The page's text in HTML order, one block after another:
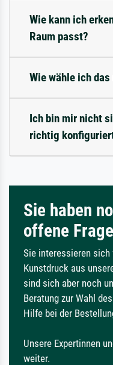
Wie kann ich
Raum passt?
Wie wähle ich
Ich bin mir nicht
richtig
Sie haben
offene
Sie interessieren sich
Kunstdruck aus
sind sich aber noch
Beratung zur Wahl
Hilfe bei der
Unsere Expertinnen
weiter.